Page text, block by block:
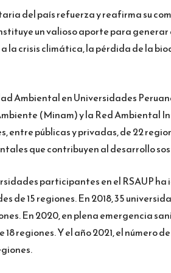
del país refuerza y reafirma su
un valioso aporte para
la crisis climática, la pérdida de la
Ambiental en Universidades
(Minam) y la Red Ambiental
entre públicas y privadas, de 22
que contribuyen al desarrollo
participantes en el RSAUP ha
de 15 regiones. En 2018, 35
En 2020, en plena emergencia
regiones. Y el año 2021, el número